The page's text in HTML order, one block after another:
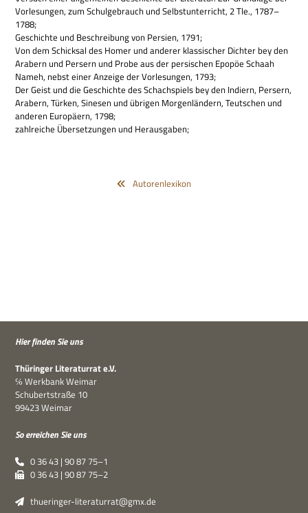
Vor­le­sun­gen, zum Schul­ge­brauch und Selbst­un­ter­richt, 2 Tle., 1787–
1788;
Geschichte und Beschrei­bung von Per­sien, 1791;
Von dem Schick­sal des Homer und ande­rer klas­si­scher Dich­ter bey den
Ara­bern und Per­sern und Probe aus der per­si­schen Epo­pöe Schaah
Nameh, nebst einer Anzeige der Vor­le­sun­gen, 1793;
Der Geist und die Geschichte des Schach­spiels bey den Indi­ern, Per­sern,
Ara­bern, Tür­ken, Sine­sen und übri­gen Mor­gen­län­dern, Teut­schen und
ande­ren Euro­pä­ern, 1798;
zahl­rei­che Über­set­zun­gen und Herausgaben;
Autorenlexikon
Hier fin­den Sie uns
Thü­rin­ger Lite­ra­tur­rat e.V.
℅ Werk­bank Weimar
Schu­bert­straße 10
99423 Weimar
So errei­chen Sie uns
0 36 43 | 90 87 75–1
0 36 43 | 90 87 75–2
thueringer-literaturrat@gmx.de